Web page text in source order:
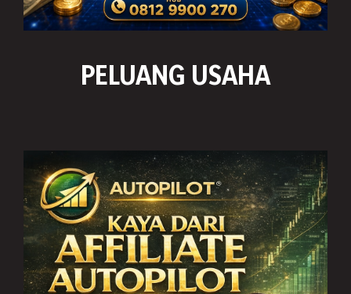
PELUANG USAHA